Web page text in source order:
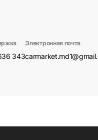
343
Электронная почта